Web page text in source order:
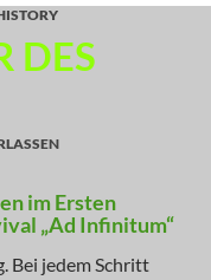
DES
im Ersten
„Ad Infinitum“
Bei jedem Schritt